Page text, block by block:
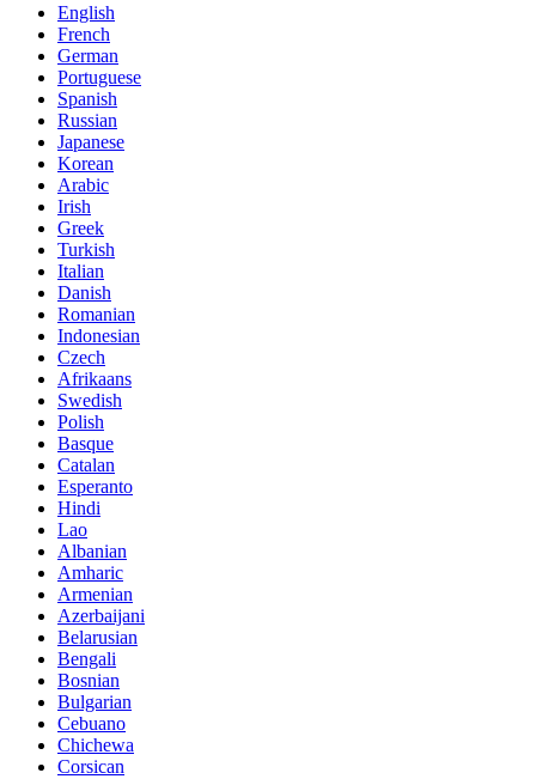
English
French
German
Portuguese
Spanish
Russian
Japanese
Korean
Arabic
Irish
Greek
Turkish
Italian
Danish
Romanian
Indonesian
Czech
Afrikaans
Swedish
Polish
Basque
Catalan
Esperanto
Hindi
Lao
Albanian
Amharic
Armenian
Azerbaijani
Belarusian
Bengali
Bosnian
Bulgarian
Cebuano
Chichewa
Corsican